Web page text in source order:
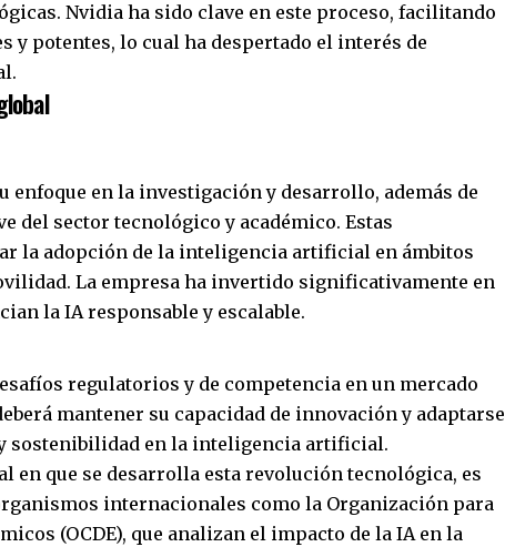
Nvidia ha sido clave en este proceso, facilitando
y potentes, lo cual ha despertado el interés de
enfoque en la investigación y desarrollo, además de
del sector tecnológico y académico. Estas
la adopción de la inteligencia artificial en ámbitos
La empresa ha invertido significativamente en
la IA responsable y escalable.
regulatorios y de competencia en un mercado
mantener su capacidad de innovación y adaptarse
sostenibilidad en la inteligencia artificial.
en que se desarrolla esta revolución tecnológica, es
internacionales como la Organización para
(OCDE), que analizan el impacto de la IA en la